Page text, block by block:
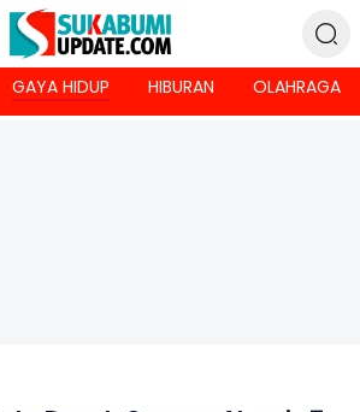
GAYA HIDUP HIBURAN OLAHRAGA